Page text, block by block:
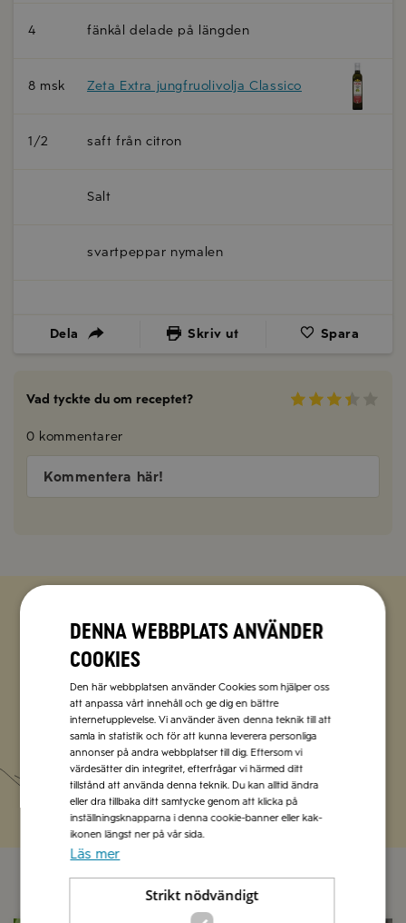
4 fänkål delade på längden
8 msk Zeta Extra jungfruolivolja Classico
1/2 saft från citron
Salt
svartpeppar nymalen
Dela Skriv ut Spara
Vad tyckte du om receptet?
0 kommentarer
Kommentera här!
Zetas populära nyhetsbrev
förenklar vardagen och förgyller helgen med
italienska smaker.
Prenumerera
Denna webbplats använder
cookies
Den här webbplatsen använder Cookies som hjälper oss
att anpassa vårt innehåll och ge dig en bättre
internetupplevelse. Vi använder även denna teknik till att
samla in statistik och för att kunna leverera personliga
annonser på andra webbplatser till dig. Eftersom vi
värdesätter din integritet, efterfrågar vi härmed ditt
tillstånd att använda denna teknik. Du kan alltid ändra
eller dra tillbaka ditt samtycke genom att klicka på
inställningsknapparna i denna cookie-banner eller kak-
ikonen längst ner på vår sida.
Läs mer
Strikt nödvändigt